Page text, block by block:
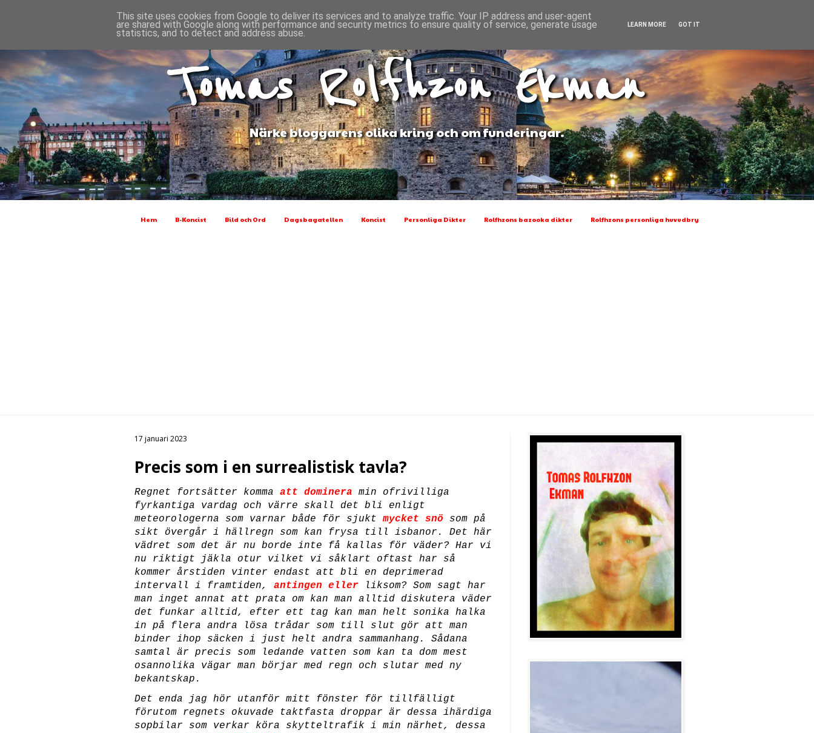
Tomas Rolfhzon Ekman
Närke bloggarens olika kring och om funderingar.
Hem B-Koncist Bild och Ord Dagsbagatellen Koncist Personliga Dikter Rolfhzons bazooka dikter Rolfhzons personliga huvudbry
17 januari 2023
Precis som i en surrealistisk tavla?
Regnet fortsätter komma att dominera min ofrivilliga
fyrkantiga vardag och värre skall det bli enligt
meteorologerna som varnar både för sjuktmycket snö som på
sikt övergår i hällregn som kan frysa till isbanor. Det här
vädret som det är nu borde inte få kallas för väder? Har vi
nu riktigt jäkla otur vilket vi såklart oftast har så
kommer årstiden vinter endast att bli en deprimerad
intervall i framtiden, antingen eller liksom? Som sagt har
man inget annat att prata om kan man alltid diskutera väder
det funkar alltid, efter ett tag kan man helt sonika halka
in på flera andra lösa trådar som till slut gör att man
binder ihop säcken i just helt andra sammanhang. Sådana
samtal är precis som ledande vatten som kan ta dom mest
osannolika vägar man börjar med regn och slutar med ny
bekantskap.
Det enda jag hör utanför mitt fönster för tillfälligt
förutom regnets okuvade taktfasta droppar är dessa ihärdiga
sopbilar som verkar köra skytteltrafik i min närhet, dessa
This site uses cookies from Google to deliver its services and to analyze traffic. Your IP address and user-agent
are shared with Google along with performance and security metrics to ensure quality of service, generate usage
statistics, and to detect and address abuse.
LEARN MORE GOT IT